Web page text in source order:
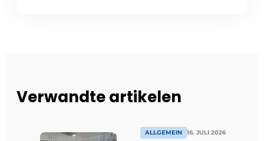
Verwandte artikelen
ALLGEMEIN 16. JULI 2026